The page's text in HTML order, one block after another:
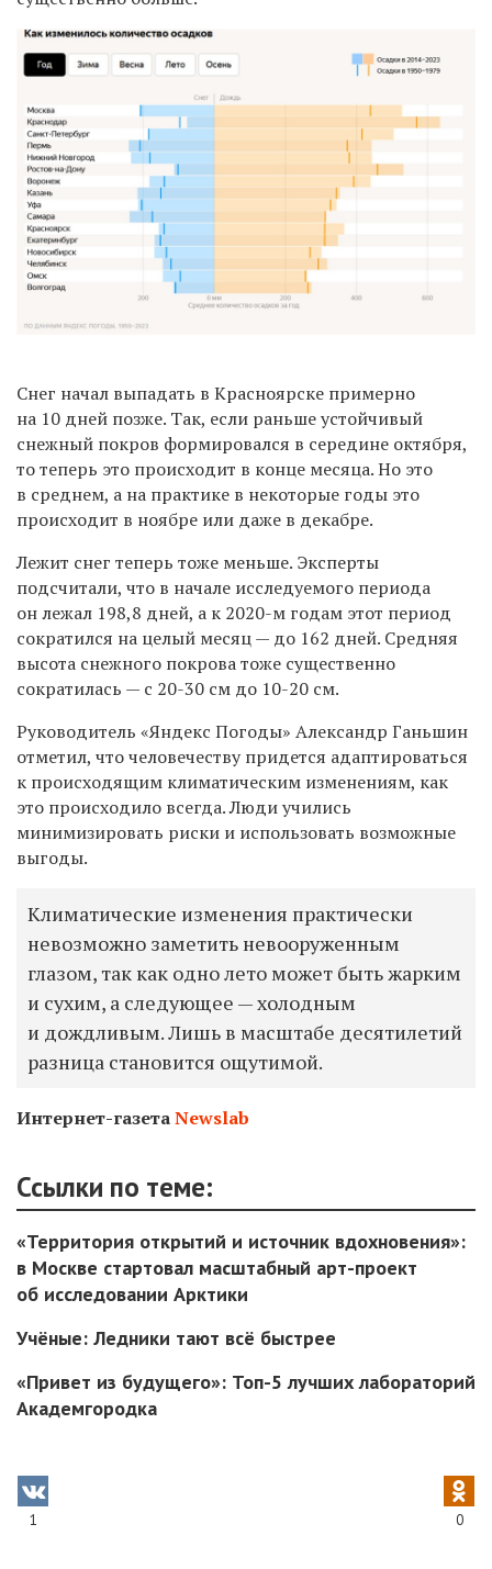
Снег начал выпадать в Красноярске примерно
на 10 дней позже. Так, если раньше устойчивый
снежный покров формировался в середине октября,
то теперь это происходит в конце месяца. Но это
в среднем, а на практике в некоторые годы это
происходит в ноябре или даже в декабре.
Лежит снег теперь тоже меньше. Эксперты
подсчитали, что в начале исследуемого периода
он лежал 198,8 дней, а к 2020-м годам этот период
сократился на целый месяц — до 162 дней. Средняя
высота снежного покрова тоже существенно
сократилась — с 20-30 см до 10-20 см.
Руководитель «Яндекс Погоды» Александр Ганьшин
отметил, что человечеству придется адаптироваться
к происходящим климатическим изменениям, как
это происходило всегда. Люди учились
минимизировать риски и использовать возможные
выгоды.
Климатические изменения практически
невозможно заметить невооруженным
глазом, так как одно лето может быть жарким
и сухим, а следующее — холодным
и дождливым. Лишь в масштабе десятилетий
разница становится ощутимой.
Интернет-газетаNewslab
Ссылки по теме:
«Территория открытий и источник вдохновения»:
в Москве стартовал масштабный арт-проект
об исследовании Арктики
Учёные: Ледники тают всё быстрее
«Привет из будущего»: Топ-5 лучших лабораторий
Академгородка
1 0